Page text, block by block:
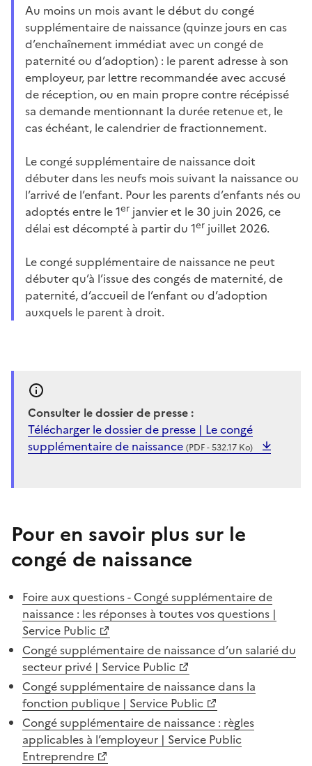
Au moins un mois avant le début du congé
supplémentaire de naissance (quinze jours en cas
d’enchaînement immédiat avec un congé de
paternité ou d’adoption) : le parent adresse à son
employeur, par lettre recommandée avec accusé
de réception, ou en main propre contre récépissé
sa demande mentionnant la durée retenue et, le
cas échéant, le calendrier de fractionnement.
Le congé supplémentaire de naissance doit
débuter dans les neufs mois suivant la naissance ou
l’arrivé de l’enfant. Pour les parents d’enfants nés ou
adoptés entre le 1er janvier et le 30 juin 2026, ce
délai est décompté à partir du 1er juillet 2026.
Le congé supplémentaire de naissance ne peut
débuter qu’à l’issue des congés de maternité, de
paternité, d’accueil de l’enfant ou d’adoption
auxquels le parent à droit.
Consulter le dossier de presse :
Télécharger le dossier de presse | Le congé
supplémentaire de naissance (PDF - 532.17 Ko)
Pour en savoir plus sur le
congé de naissance
Foire aux questions - Congé supplémentaire de
naissance : les réponses à toutes vos questions |
Service Public
Congé supplémentaire de naissance d’un salarié du
secteur privé | Service Public
Congé supplémentaire de naissance dans la
fonction publique | Service Public
Congé supplémentaire de naissance : règles
applicables à l’employeur | Service Public
Entreprendre